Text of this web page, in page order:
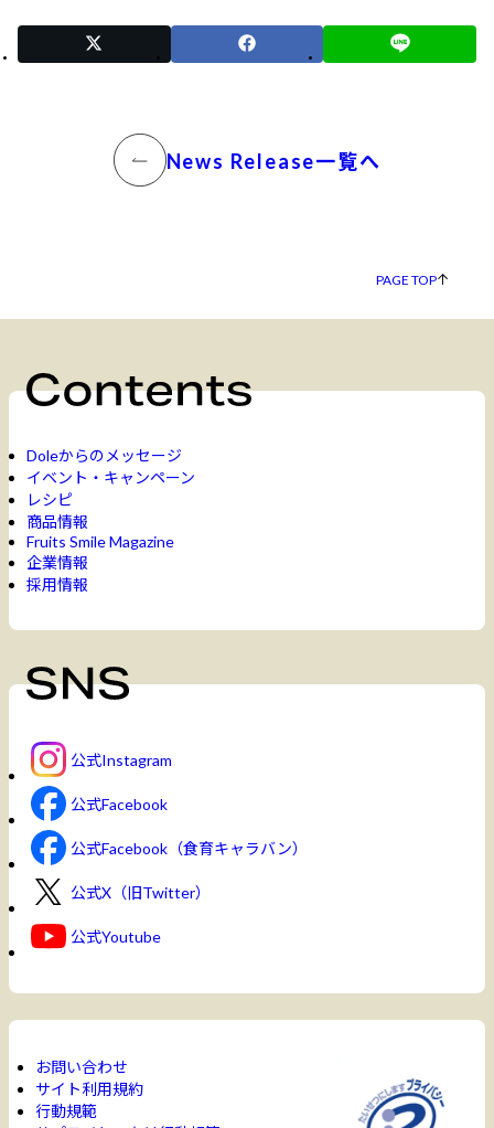
News Release一覧へ
PAGE TOP
Doleからのメッセージ
イベント・キャンペーン
レシピ
商品情報
Fruits Smile Magazine
企業情報
採用情報
公式Instagram
公式Facebook
公式Facebook（食育キャラバン）
公式X（旧Twitter）
公式Youtube
お問い合わせ
サイト利用規約
行動規範